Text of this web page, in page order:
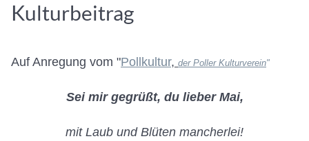
Kulturbeitrag
Auf Anregung vom "Pollkultur, der Poller Kulturverein"
Sei mir gegrüßt, du lieber Mai,
mit Laub und Blüten mancherlei!